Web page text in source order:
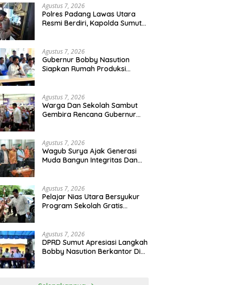
Agustus 7, 2026
Polres Padang Lawas Utara
Resmi Berdiri, Kapolda Sumut
Agustus 7, 2026
Gubernur Bobby Nasution
Siapkan Rumah Produksi
Agustus 7, 2026
Warga Dan Sekolah Sambut
Gembira Rencana Gubernur
Agustus 7, 2026
Wagub Surya Ajak Generasi
Muda Bangun Integritas Dan
Agustus 7, 2026
Pelajar Nias Utara Bersyukur
Program Sekolah Gratis
Agustus 7, 2026
DPRD Sumut Apresiasi Langkah
Bobby Nasution Berkantor Di